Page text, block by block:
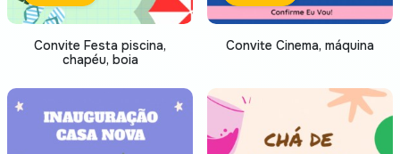
Convite Festa piscina,
chapéu, boia
Convite Cinema, máquina